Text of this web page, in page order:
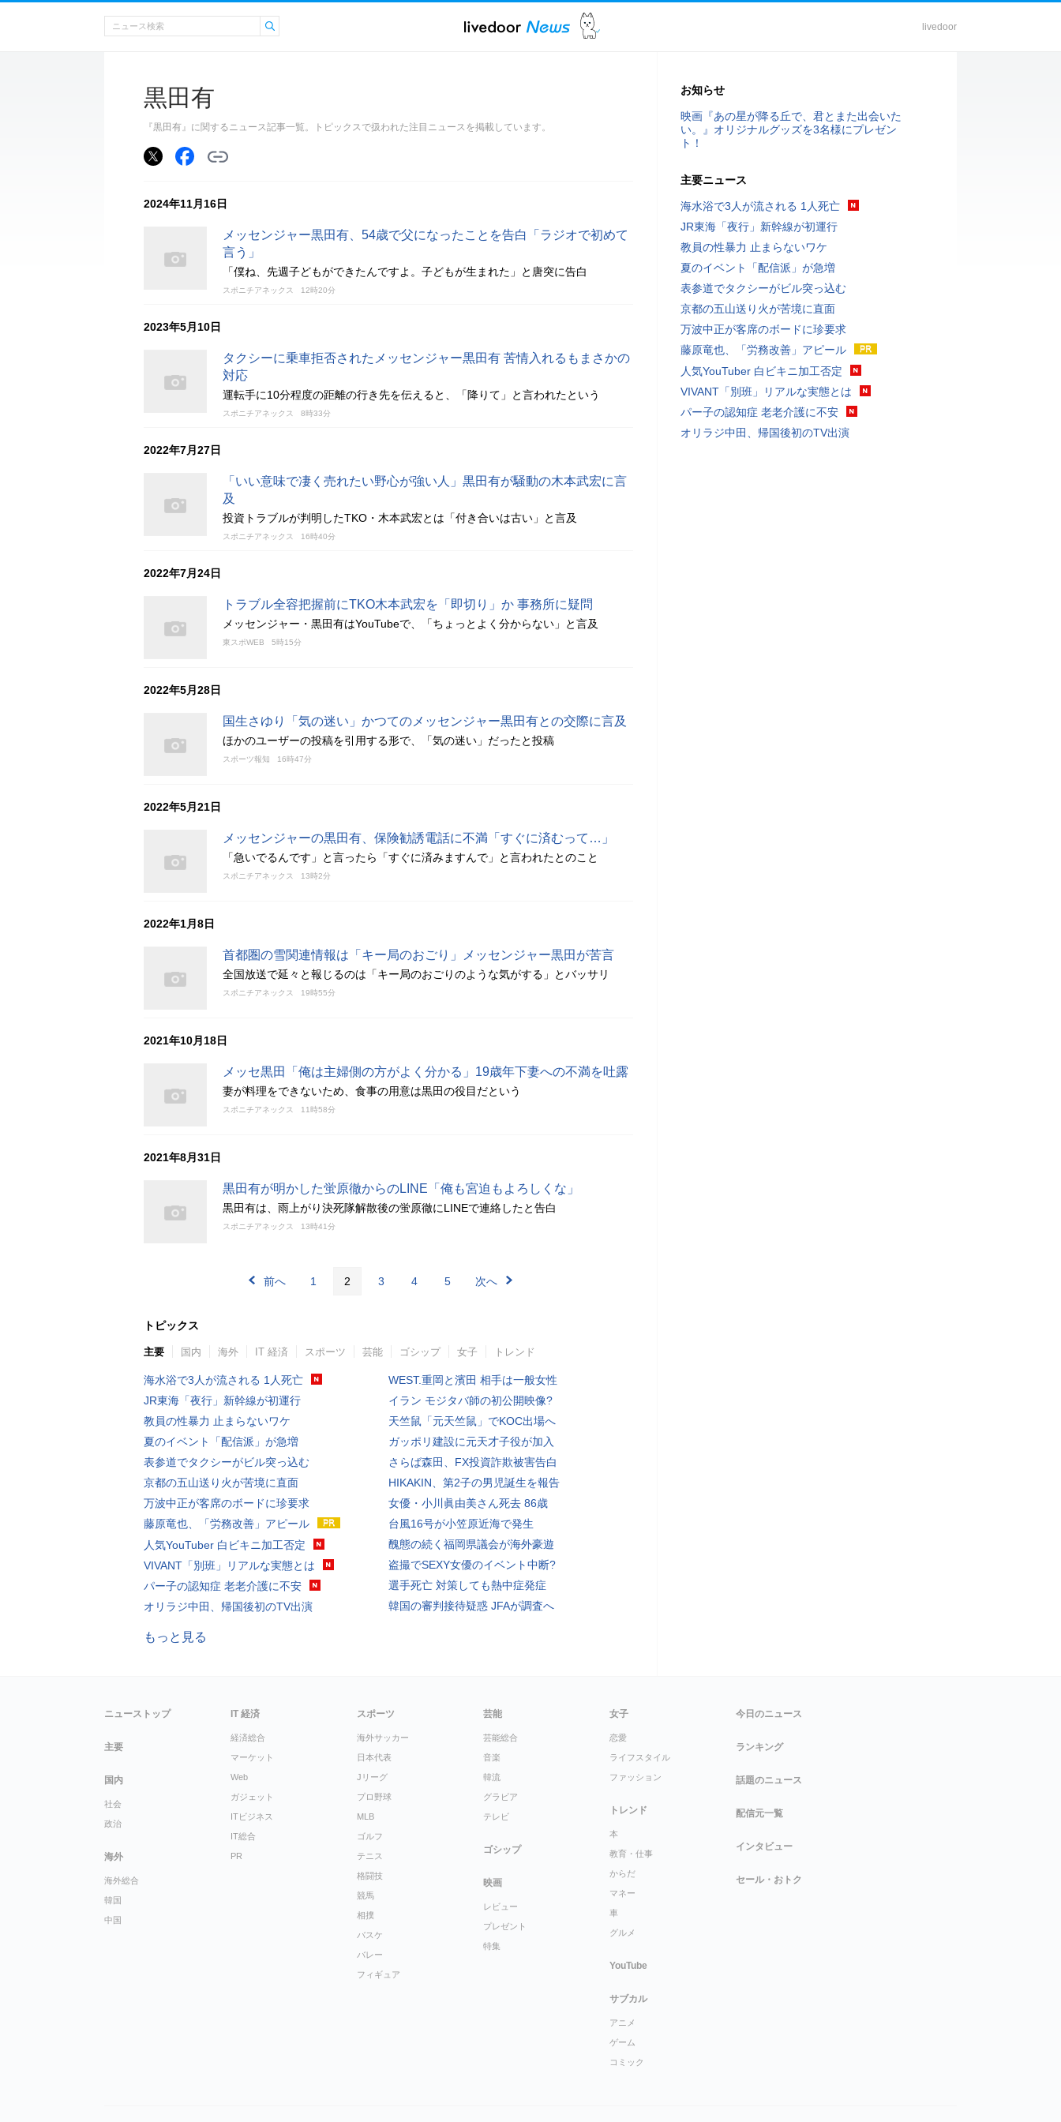
livedoor
黒田有
『黒田有』に関するニュース記事一覧。トピックスで扱われた注目ニュースを掲載しています。
2024年11月16日
メッセンジャー黒田有、54歳で父になったことを告白「ラジオで初めて
言う」
「僕ね、先週子どもができたんですよ。子どもが生まれた」と唐突に告白
スポニチアネックス 12時20分
2023年5月10日
タクシーに乗車拒否されたメッセンジャー黒田有 苦情入れるもまさかの
対応
運転手に10分程度の距離の行き先を伝えると、「降りて」と言われたという
スポニチアネックス 8時33分
2022年7月27日
「いい意味で凄く売れたい野心が強い人」黒田有が騒動の木本武宏に言
及
投資トラブルが判明したTKO・木本武宏とは「付き合いは古い」と言及
スポニチアネックス 16時40分
2022年7月24日
トラブル全容把握前にTKO木本武宏を「即切り」か 事務所に疑問
メッセンジャー・黒田有はYouTubeで、「ちょっとよく分からない」と言及
東スポWEB 5時15分
2022年5月28日
国生さゆり「気の迷い」かつてのメッセンジャー黒田有との交際に言及
ほかのユーザーの投稿を引用する形で、「気の迷い」だったと投稿
スポーツ報知 16時47分
2022年5月21日
メッセンジャーの黒田有、保険勧誘電話に不満「すぐに済むって…」
「急いでるんです」と言ったら「すぐに済みますんで」と言われたとのこと
スポニチアネックス 13時2分
2022年1月8日
首都圏の雪関連情報は「キー局のおごり」メッセンジャー黒田が苦言
全国放送で延々と報じるのは「キー局のおごりのような気がする」とバッサリ
スポニチアネックス 19時55分
2021年10月18日
メッセ黒田「俺は主婦側の方がよく分かる」19歳年下妻への不満を吐露
妻が料理をできないため、食事の用意は黒田の役目だという
スポニチアネックス 11時58分
2021年8月31日
黒田有が明かした蛍原徹からのLINE「俺も宮迫もよろしくな」
黒田有は、雨上がり決死隊解散後の蛍原徹にLINEで連絡したと告白
スポニチアネックス 13時41分
前へ 1 2 3 4 5 次へ
トピックス
主要 国内 海外 IT 経済 スポーツ 芸能 ゴシップ 女子 トレンド
海水浴で3人が流される 1人死亡
JR東海「夜行」新幹線が初運行
教員の性暴力 止まらないワケ
夏のイベント「配信派」が急増
表参道でタクシーがビル突っ込む
京都の五山送り火が苦境に直面
万波中正が客席のボードに珍要求
藤原竜也、「労務改善」アピール
人気YouTuber 白ビキニ加工否定
VIVANT「別班」リアルな実態とは
パー子の認知症 老老介護に不安
オリラジ中田、帰国後初のTV出演
WEST.重岡と濱田 相手は一般女性
イラン モジタバ師の初公開映像?
天竺鼠「元天竺鼠」でKOC出場へ
ガッポリ建設に元天才子役が加入
さらば森田、FX投資詐欺被害告白
HIKAKIN、第2子の男児誕生を報告
女優・小川眞由美さん死去 86歳
台風16号が小笠原近海で発生
醜態の続く福岡県議会が海外豪遊
盗撮でSEXY女優のイベント中断?
選手死亡 対策しても熱中症発症
韓国の審判接待疑惑 JFAが調査へ
もっと見る
お知らせ
映画『あの星が降る丘で、君とまた出会いた
い。』オリジナルグッズを3名様にプレゼン
ト！
主要ニュース
海水浴で3人が流される 1人死亡
JR東海「夜行」新幹線が初運行
教員の性暴力 止まらないワケ
夏のイベント「配信派」が急増
表参道でタクシーがビル突っ込む
京都の五山送り火が苦境に直面
万波中正が客席のボードに珍要求
藤原竜也、「労務改善」アピール
人気YouTuber 白ビキニ加工否定
VIVANT「別班」リアルな実態とは
パー子の認知症 老老介護に不安
オリラジ中田、帰国後初のTV出演
ニューストップ
主要
国内
社会
政治
海外
海外総合
韓国
中国
IT 経済
経済総合
マーケット
Web
ガジェット
ITビジネス
IT総合
PR
スポーツ
海外サッカー
日本代表
Jリーグ
プロ野球
MLB
ゴルフ
テニス
格闘技
競馬
相撲
バスケ
バレー
フィギュア
芸能
芸能総合
音楽
韓流
グラビア
テレビ
ゴシップ
映画
レビュー
プレゼント
特集
女子
恋愛
ライフスタイル
ファッション
トレンド
本
教育・仕事
からだ
マネー
車
グルメ
YouTube
サブカル
アニメ
ゲーム
コミック
今日のニュース
ランキング
話題のニュース
配信元一覧
インタビュー
セール・おトク